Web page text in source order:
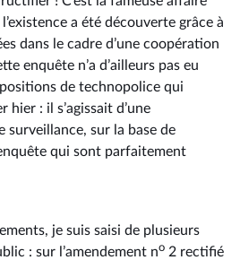
a été découverte grâce à
dans le cadre d’une coopération
enquête n’a d’ailleurs pas eu
de technopolice qui
: il s’agissait d’une
surveillance, sur la base de
qui sont parfaitement
je suis saisi de plusieurs
: sur l’amendement no 2 rectifié